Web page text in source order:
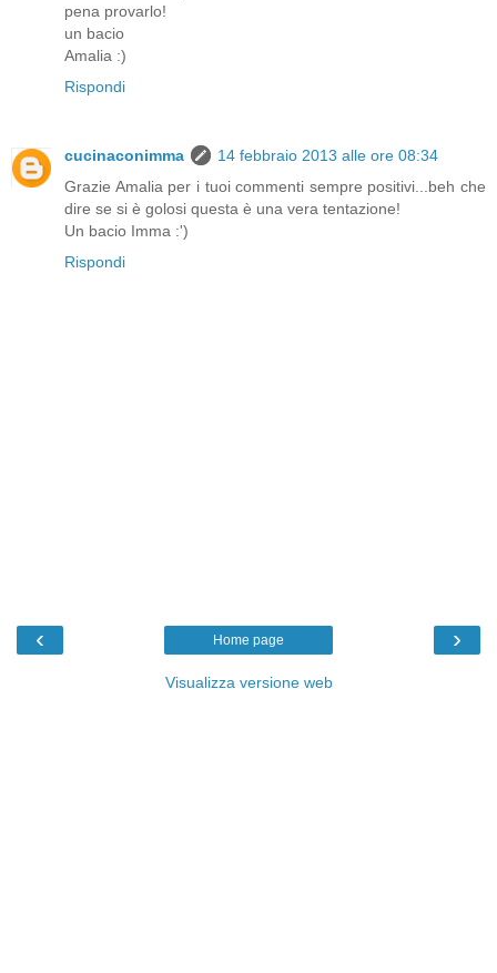
pena provarlo!
un bacio
Amalia :)
Rispondi
cucinaconimma
14 febbraio 2013 alle ore 08:34
Grazie Amalia per i tuoi commenti sempre positivi...beh che
dire se si è golosi questa è una vera tentazione!
Un bacio Imma :')
Rispondi
‹ ›
Home page
Visualizza versione web